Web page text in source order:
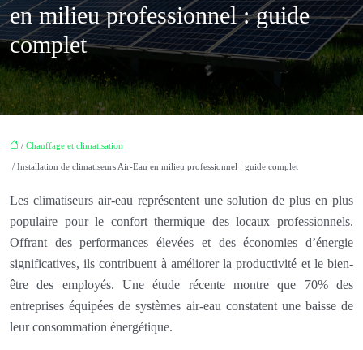
en milieu professionnel : guide
complet
/ Chauffage et climatisation
/ Installation de climatiseurs Air-Eau en milieu professionnel : guide complet
Les climatiseurs air-eau représentent une solution de plus en plus
populaire pour le confort thermique des locaux professionnels.
Offrant des performances élevées et des économies d’énergie
significatives, ils contribuent à améliorer la productivité et le bien-
être des employés. Une étude récente montre que 70% des
entreprises équipées de systèmes air-eau constatent une baisse de
leur consommation énergétique.